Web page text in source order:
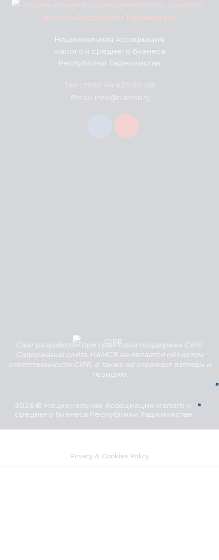
Национальная Ассоциация
малого и среднего бизнеса
Республики Таджикистан
Сайт разработан при грантовой поддержке CIPE.
Содержание сайта НАМСБ не является объектом
ответственности CIPE, а также не отражает взгляды и
позицию.
2026 © Национальная Ассоциация малого и
среднего бизнеса Республики Таджикистан
Privacy & Cookies Policy